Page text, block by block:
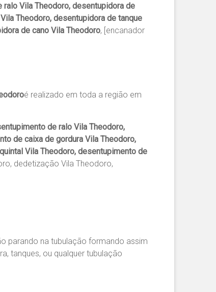
ralo Vila Theodoro, desentupidora de
Theodoro, desentupidora de tanque
de cano Vila Theodoro, [encanador
é realizado em toda a região em
de ralo Vila Theodoro,
de caixa de gordura Vila Theodoro,
Vila Theodoro, desentupimento de
dedetização Vila Theodoro,
parando na tubulação formando assim
tanques, ou qualquer tubulação